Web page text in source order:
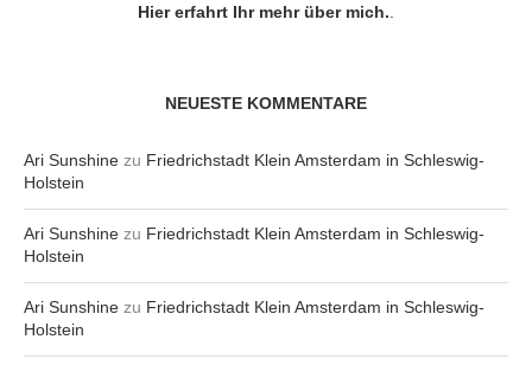
Hier erfahrt Ihr mehr über mich.
NEUESTE KOMMENTARE
Ari Sunshine zu Friedrichstadt Klein Amsterdam in Schleswig-
Holstein
Ari Sunshine zu Friedrichstadt Klein Amsterdam in Schleswig-
Holstein
Ari Sunshine zu Friedrichstadt Klein Amsterdam in Schleswig-
Holstein